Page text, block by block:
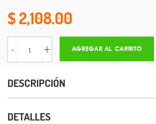
2,108.00
- + AGREGAR AL CARRITO
DESCRIPCIÓN
DETALLES